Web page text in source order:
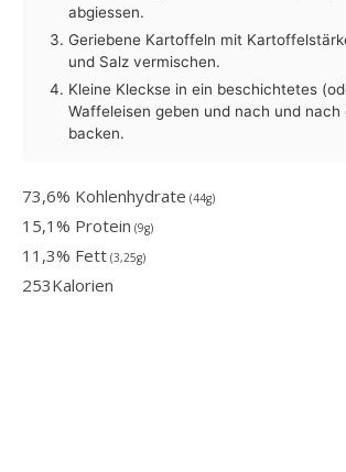
abgiessen.
Geriebene Kartoffeln mit
und Salz vermischen.
Kleine Kleckse in ein beschichtetes
Waffeleisen geben und nach und nach
backen.
73,6% Kohlenhydrate (44g)
15,1% Protein (9g)
11,3% Fett (3,25g)
253Kalorien